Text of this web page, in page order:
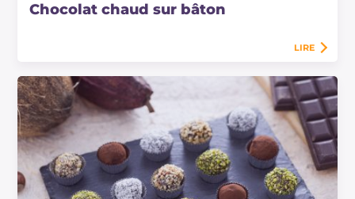
Chocolat chaud sur bâton
LIRE